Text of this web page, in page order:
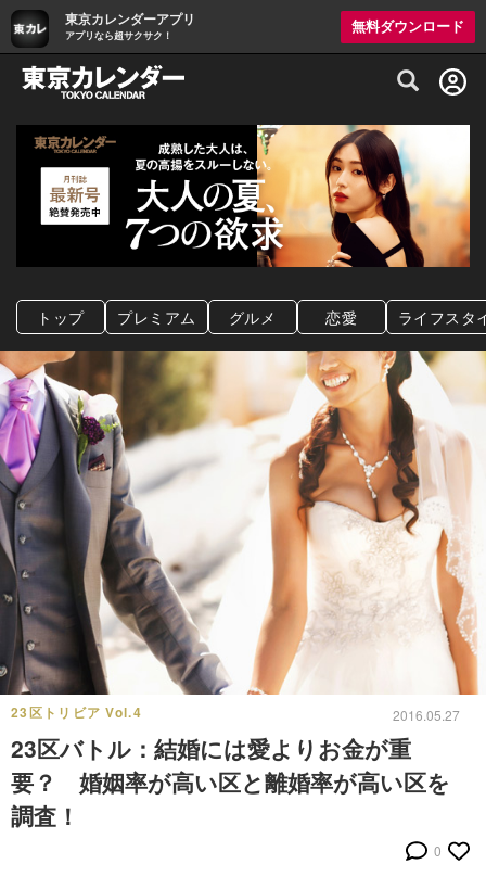
東京カレンダーアプリ
アプリなら超サクサク！
無料ダウンロード
グルメ情報・プレミアムレストラン予約
トップ プレミアム グルメ 恋愛 ライフスタ
23区トリビア Vol.4 2016.05.27
23区バトル：結婚には愛よりお金が重
要？ 婚姻率が高い区と離婚率が高い区を
調査！
0